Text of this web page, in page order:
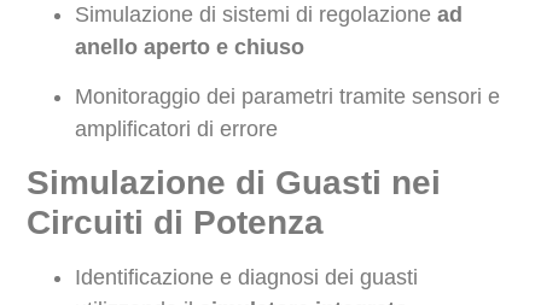
Simulazione di sistemi di regolazionead
anello aperto e chiuso
Monitoraggio dei parametri tramite sensori e
amplificatori di errore
Simulazione di Guasti nei
Circuiti di Potenza
Identificazione e diagnosi dei guasti